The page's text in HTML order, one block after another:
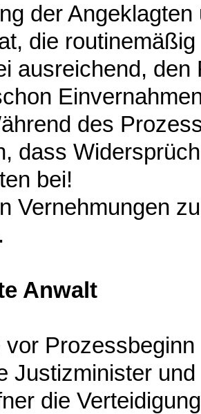
der
die
ausreichend,
des
dass
bei!
Vernehmungen
Anwalt
vor
Justizminister
die